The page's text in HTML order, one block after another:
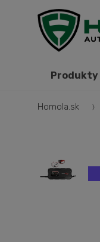
Produkty
Homola.sk